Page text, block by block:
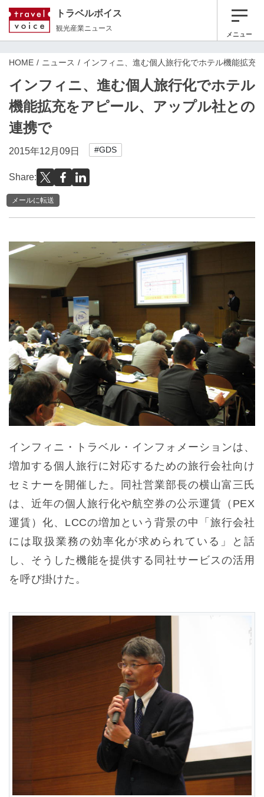
トラベルボイス
観光産業ニュース
メニュー
HOME ニュース インフィニ、進む個人旅行化でホテル機能拡充
インフィニ、進む個人旅行化でホテル
機能拡充をアピール、アップル社との
連携で
2015年12月09日 #GDS
Share:
メールに転送
インフィニ・トラベル・インフォメーションは、
増加する個人旅行に対応するための旅行会社向け
セミナーを開催した。同社営業部長の横山富三氏
は、近年の個人旅行化や航空券の公示運賃（PEX
運賃）化、LCCの増加という背景の中「旅行会社
には取扱業務の効率化が求められている」と話
し、そうした機能を提供する同社サービスの活用
を呼び掛けた。